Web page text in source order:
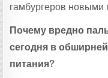
гамбургеров новыми
Почему вредно
сегодня в
питания?